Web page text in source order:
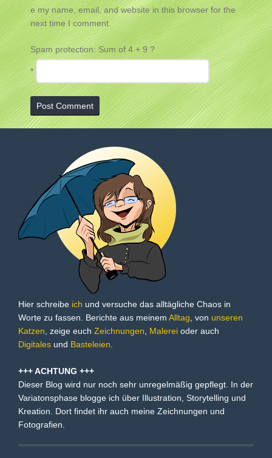
e my name, email, and website in this browser for the
next time I comment.
Spam protection: Sum of 4 + 9 ?
*
Hier schreibe ich und versuche das alltägliche Chaos in
Worte zu fassen. Berichte aus meinem Alltag , von unseren
Katzen , zeige euch Zeichnungen Malerei oder auch
Digitales und Basteleien
+++ ACHTUNG +++
Dieser Blog wird nur noch sehr unregelmäßig gepflegt. In der
Variatonsphase blogge ich über Illustration, Storytelling und
Kreation. Dort findet ihr auch meine Zeichnungen und
Fotografien.